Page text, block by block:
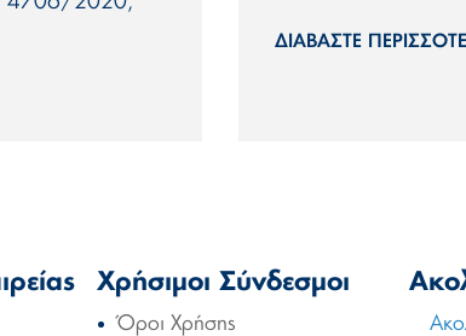
ΔΙΑΒΆΣΤΕ
Χρήσιμοι Σύνδεσμοι
Όροι Χρήσης